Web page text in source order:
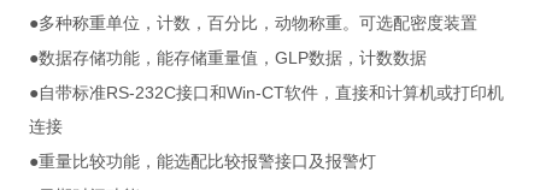
●多种称重单位，计数，百分比，动物称重。可选配密度装置
●数据存储功能，能存储重量值， GLP数据，计数数据
●自带标准RS-232C接口和Win-CT软件，直接和计算机或打印机
连接
●重量比较功能，能选配比较报警接口及报警灯